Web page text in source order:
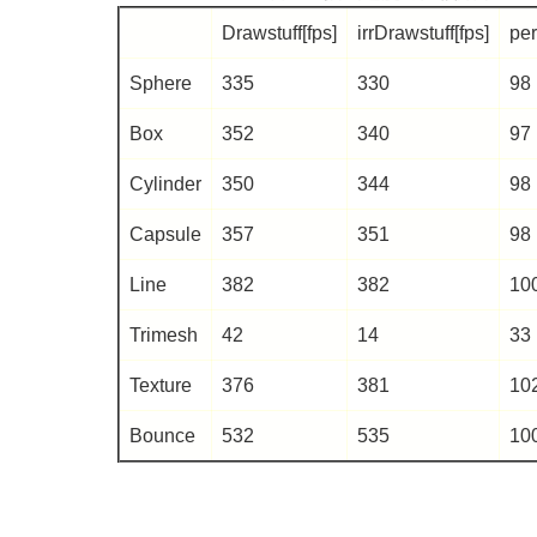
Drawstuff[fps] irrDrawstuff[fps]
Sphere 335 330 98
Box 352 340 97
Cylinder 350 344 98
Capsule 357 351 98
Line 382 382
Trimesh 42 14 33
Texture 376 381
Bounce 532 535